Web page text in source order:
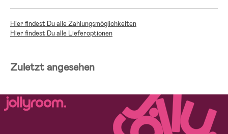
Hier findest Du alle Zahlungsmöglichkeiten
Hier findest Du alle Lieferoptionen
Zuletzt angesehen